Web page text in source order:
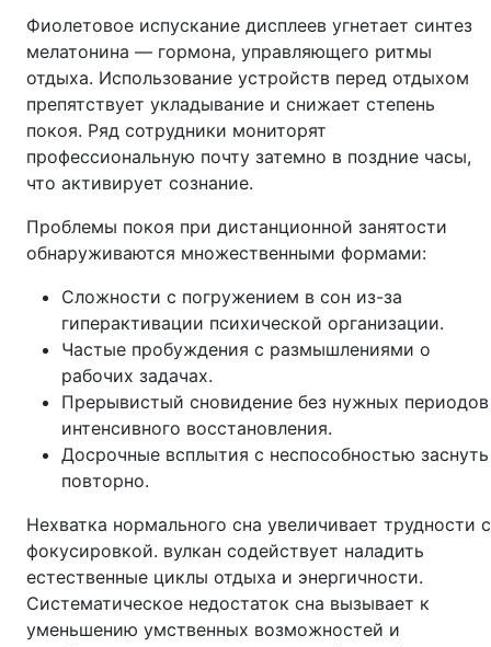
Фиолетовое испускание дисплеев угнетает синтез
мелатонина — гормона, управляющего ритмы
отдыха. Использование устройств перед отдыхом
препятствует укладывание и снижает степень
покоя. Ряд сотрудники мониторят
профессиональную почту затемно в поздние часы,
что активирует сознание.
Проблемы покоя при дистанционной занятости
обнаруживаются множественными формами:
Сложности с погружением в сон из-за
гиперактивации психической организации.
Частые пробуждения с размышлениями о
рабочих задачах.
Прерывистый сновидение без нужных периодов
интенсивного восстановления.
Досрочные всплытия с неспособностью заснуть
повторно.
Нехватка нормального сна увеличивает трудности с
фокусировкой. вулкан содействует наладить
естественные циклы отдыха и энергичности.
Систематическое недостаток сна вызывает к
уменьшению умственных возможностей и